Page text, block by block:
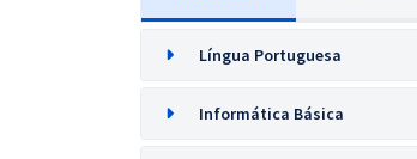
Língua Portuguesa
Informática Básica